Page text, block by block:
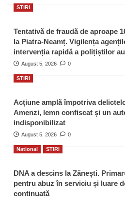
STIRI
Tentativă de fraudă de aproape
la Piatra-Neamț. Vigilența
intervenția rapidă a polițiștilor
August 5, 2026 0
STIRI
Acțiune amplă împotriva
Amenzi, lemn confiscat și un
indisponibilizat
August 5, 2026 0
National STIRI
DNA a descins la Zănești.
pentru abuz în serviciu și luare
continuată